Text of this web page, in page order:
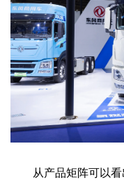
从产品矩阵可以